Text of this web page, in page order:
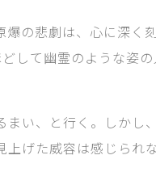
の悲劇は、心に深く
して幽霊のような姿
い、と行く。しかし
げた威容は感じられな